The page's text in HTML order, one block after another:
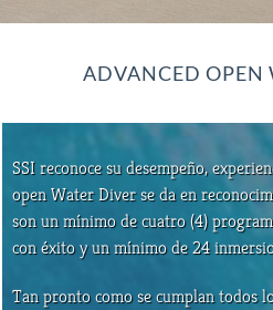
ADVANCED OPEN
SSI reconoce su desempeño,
open Water Diver se da en
son un mínimo de cuatro (4)
con éxito y un mínimo de 24
Tan pronto como se cumplan todos